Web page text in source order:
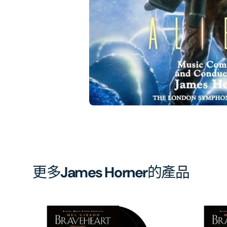
簿
中
開
啟
第
1
張
圖
更多James Horner的產品